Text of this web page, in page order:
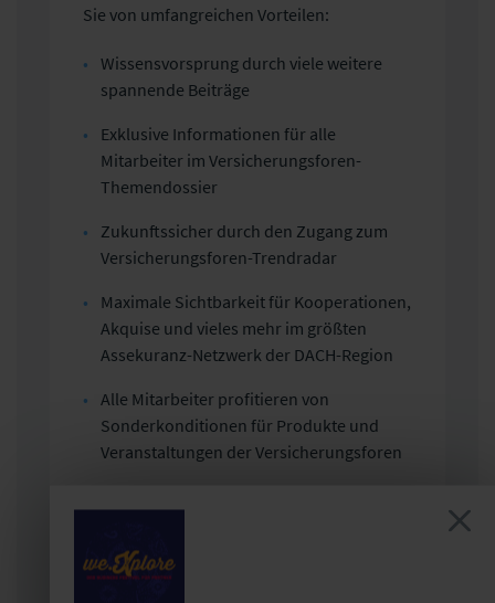
Sie von umfangreichen Vorteilen:
Wissensvorsprung durch viele weitere
spannende Beiträge
Exklusive Informationen für alle
Mitarbeiter im Versicherungsforen-
Themendossier
Zukunftssicher durch den Zugang zum
Versicherungsforen-Trendradar
Maximale Sichtbarkeit für Kooperationen,
Akquise und vieles mehr im größten
Assekuranz-Netzwerk der DACH-Region
Alle Mitarbeiter profitieren von
Sonderkonditionen für Produkte und
Veranstaltungen der Versicherungsforen